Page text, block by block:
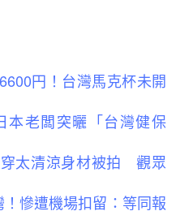
円！台灣馬克杯未開
本老闆突曬「台灣健保
太清涼身材被拍 觀眾
慘遭機場扣留：等同報